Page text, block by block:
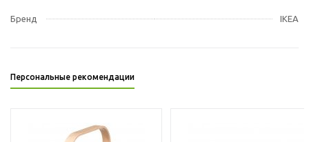
Бренд IKEA
Персональные рекомендации